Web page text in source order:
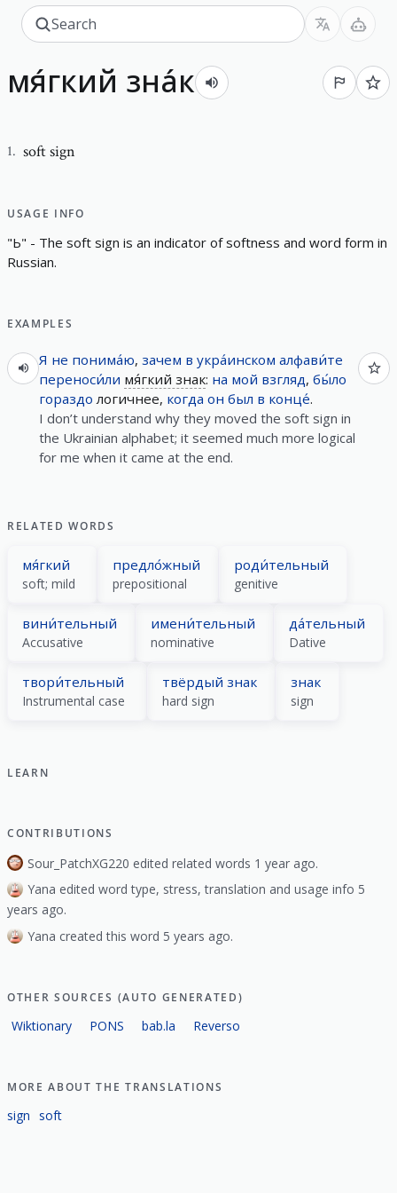
мя́гкий зна́к
1. soft sign
USAGE INFO
"Ь" - The soft sign is an indicator of softness and word form in
Russian.
EXAMPLES
Я не понима́ю, зачем в укра́инском алфави́те
переноси́ли мя́гкий знак: на мой взгляд, бы́ло
гораздо логичнее, когда он был в конце́.
I don’t understand why they moved the soft sign in
the Ukrainian alphabet; it seemed much more logical
for me when it came at the end.
RELATED WORDS
мя́гкий
soft; mild
предло́жный
prepositional
роди́тельный
genitive
вини́тельный
Accusative
имени́тельный
nominative
да́тельный
Dative
твори́тельный
Instrumental case
твёрдый знак
hard sign
знак
sign
LEARN
CONTRIBUTIONS
Sour_PatchXG220 edited related words 1 year ago.
Yana edited word type, stress, translation and usage info 5
years ago.
Yana created this word 5 years ago.
OTHER SOURCES (AUTO GENERATED)
Wiktionary PONS bab.la Reverso
MORE ABOUT THE TRANSLATIONS
sign soft